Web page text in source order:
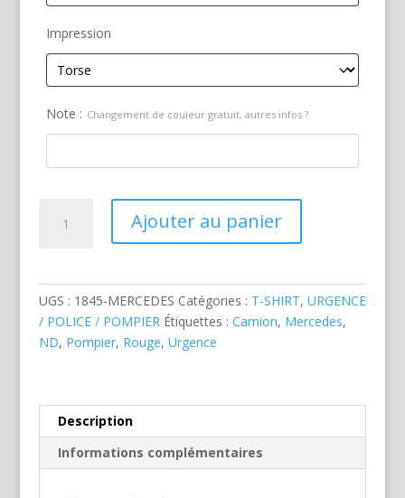
Impression
Note : Changement de couleur gratuit, autres infos ?
Ajouter au panier
UGS : 1845-MERCEDES Catégories : T-SHIRT, URGENCE
/ POLICE / POMPIER Étiquettes : Camion, Mercedes,
ND, Pompier, Rouge, Urgence
Description
Informations complémentaires